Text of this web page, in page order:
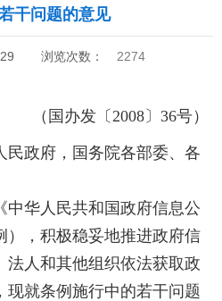
干问题的意见
浏览次数： 2274
〕36号）
民政府，国务院各部委、各
华人民共和国政府信息公
），积极稳妥地推进政府信
法人和其他组织依法获取政
现就条例施行中的若干问题